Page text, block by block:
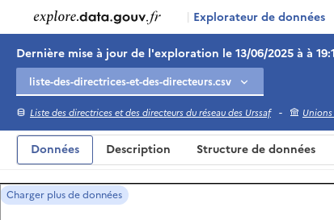
| Explorateur de données
Dernière mise à jour de l'exploration le 13/06/2025 à à
Liste des directrices et des directeurs du réseau des Urssaf -
Données Description Structure de données
Charger plus de données